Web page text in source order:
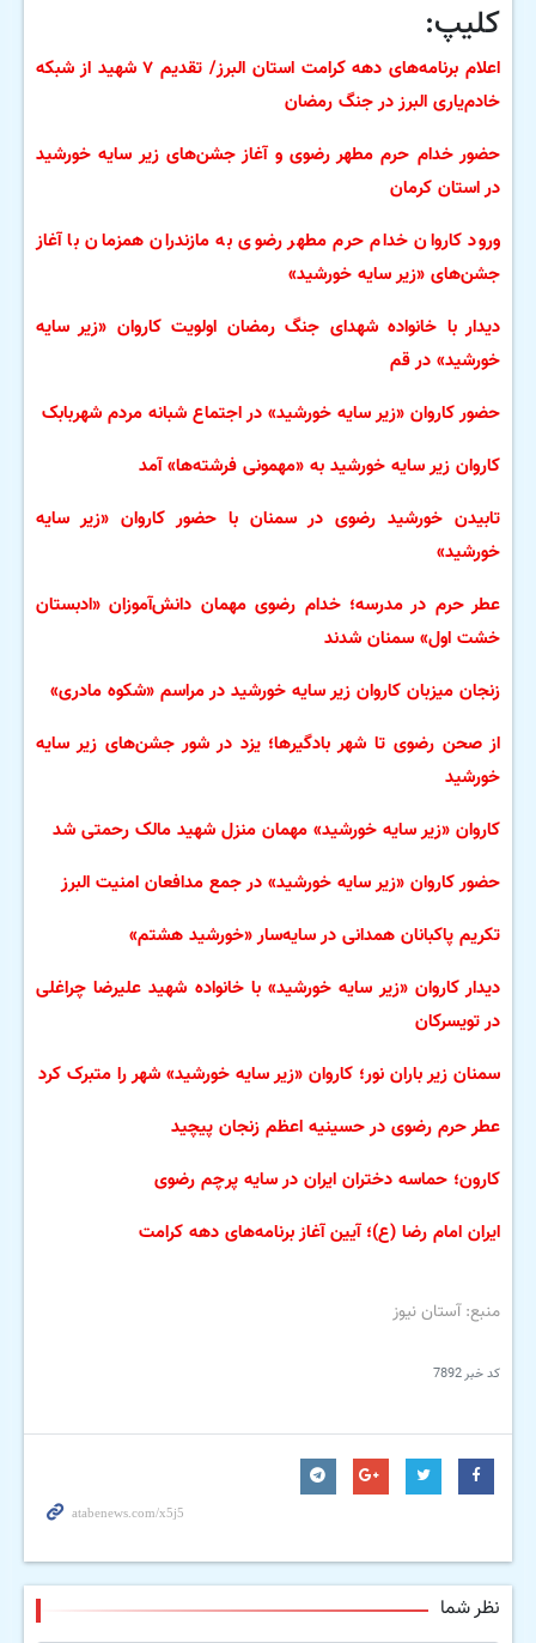
کلیپ:
اعلام برنامه‌های دهه کرامت استان البرز/ تقدیم ۷ شهید از شبکه
خادم‌یاری البرز در جنگ رمضان
حضور خدام حرم مطهر رضوی و آغاز جشن‌های زیر سایه خورشید
در استان کرمان
ورود کاروان خدام حرم مطهر رضوی به مازندران همزمان با آغاز
جشن‌های «زیر سایه خورشید»
دیدار با خانواده شهدای جنگ رمضان اولویت کاروان «زیر سایه
خورشید» در قم
حضور کاروان «زیر سایه خورشید» در اجتماع شبانه مردم شهربابک
کاروان زیر سایه خورشید به «مهمونی فرشته‌ها» آمد
تابیدن خورشید رضوی در سمنان با حضور کاروان «زیر سایه
خورشید»
عطر حرم در مدرسه؛ خدام رضوی مهمان دانش‌آموزان «ادبستان
خشت اول» سمنان شدند
زنجان میزبان کاروان زیر سایه خورشید در مراسم «شکوه مادری»
از صحن رضوی تا شهر بادگیرها؛ یزد در شور جشن‌های زیر سایه
خورشید
کاروان «زیر سایه خورشید» مهمان منزل شهید مالک رحمتی شد
حضور کاروان «زیر سایه خورشید» در جمع مدافعان امنیت البرز
تکریم پاکبانان همدانی در سایه‌سار «خورشید هشتم»
دیدار کاروان «زیر سایه خورشید» با خانواده شهید علیرضا چراغلی
در تویسرکان
سمنان زیر باران نور؛ کاروان «زیر سایه خورشید» شهر را متبرک کرد
عطر حرم رضوی در حسینیه اعظم زنجان پیچید
کارون؛ حماسه دختران ایران در سایه پرچم رضوی
ایران امام رضا (ع)؛ آیین آغاز برنامه‌های دهه کرامت
منبع: آستان نیوز
کد خبر7892
نظر شما